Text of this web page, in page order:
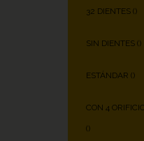
32 DIENTES ()
SIN DIENTES ()
ESTÁNDAR ()
CON 4
()